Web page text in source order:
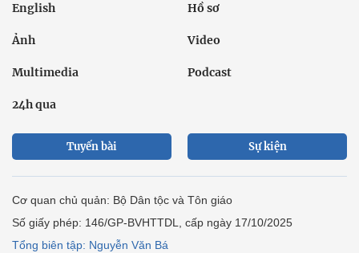
English Hồ sơ
Ảnh Video
Multimedia Podcast
24h qua
Tuyến bài Sự kiện
Cơ quan chủ quản: Bộ Dân tộc và Tôn giáo
Số giấy phép: 146/GP-BVHTTDL, cấp ngày 17/10/2025
Tổng biên tập: Nguyễn Văn Bá